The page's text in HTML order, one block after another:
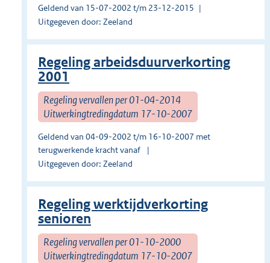
Geldend van 15-07-2002 t/m 23-12-2015
Uitgegeven door: Zeeland
Regeling arbeidsduurverkorting
2001
Regeling vervallen per 01-04-2014
Uitwerkingtredingdatum 17-10-2007
Geldend van 04-09-2002 t/m 16-10-2007 met
terugwerkende kracht vanaf
Uitgegeven door: Zeeland
Regeling werktijdverkorting
senioren
Regeling vervallen per 01-10-2000
Uitwerkingtredingdatum 17-10-2007